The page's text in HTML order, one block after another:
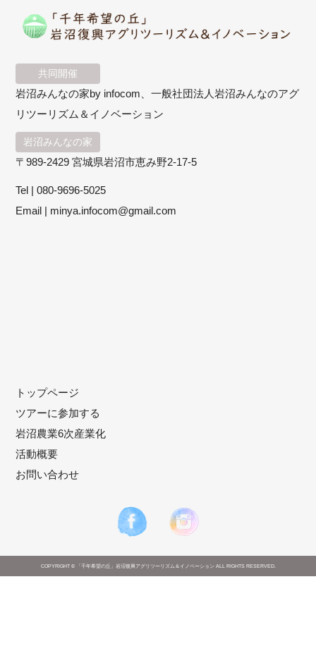
共同開催
岩沼みんなの家by infocom、一般社団法人岩沼みんなのアグ
リツーリズム＆イノベーション
岩沼みんなの家
〒989-2429 宮城県岩沼市恵み野2-17-5
Tel |080-9696-5025
Email | minya.infocom@gmail.com
トップページ
ツアーに参加する
岩沼農業6次産業化
活動概要
お問い合わせ
COPYRIGHT © 「千年希望の丘」岩沼復興アグリツーリズム＆イノベーション ALL RIGHTS RESERVED.